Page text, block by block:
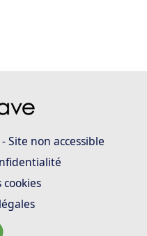
Site non accessible
cookies